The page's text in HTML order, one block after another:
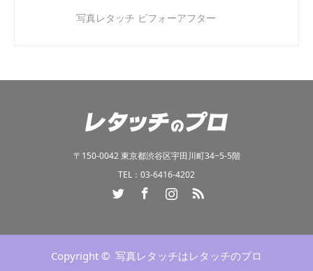
写真レタッチ ビフォーアフター
〒150-0042 東京都渋谷区宇田川町34−5-5階
TEL：03-6416-4202
InstagramRSS
Copyright © 写真レタッチはレタッチのプロ